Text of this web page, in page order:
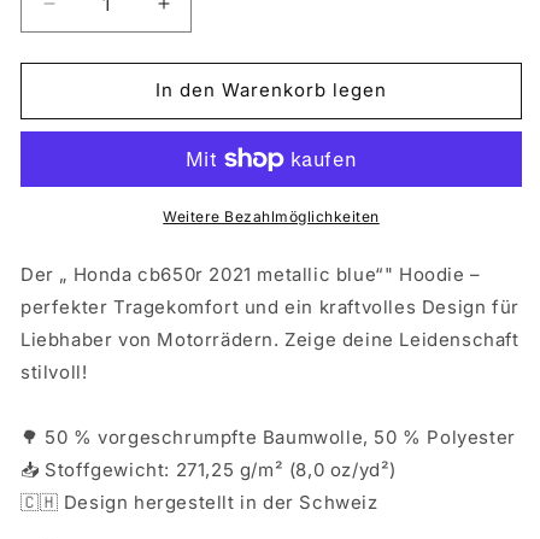
Verringere
die
Menge
HONDA
Erhöhe
die
Menge
für
HONDA
2021
In den Warenkorb legen
Weitere Bezahlmöglichkeiten
Der „ Honda cb650r 2021 metallic blue“" Hoodie –
perfekter Tragekomfort und ein kraftvolles Design für
Liebhaber von Motorrädern. Zeige deine Leidenschaft
stilvoll!
🌳 50 % vorgeschrumpfte Baumwolle, 50 % Polyester
📥 Stoffgewicht: 271,25 g/m² (8,0 oz/yd²)
🇨🇭 Design hergestellt in der Schweiz